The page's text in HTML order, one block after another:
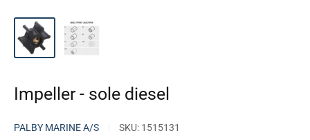
Impeller - sole diesel
PALBY MARINE A/S SKU: 1515131